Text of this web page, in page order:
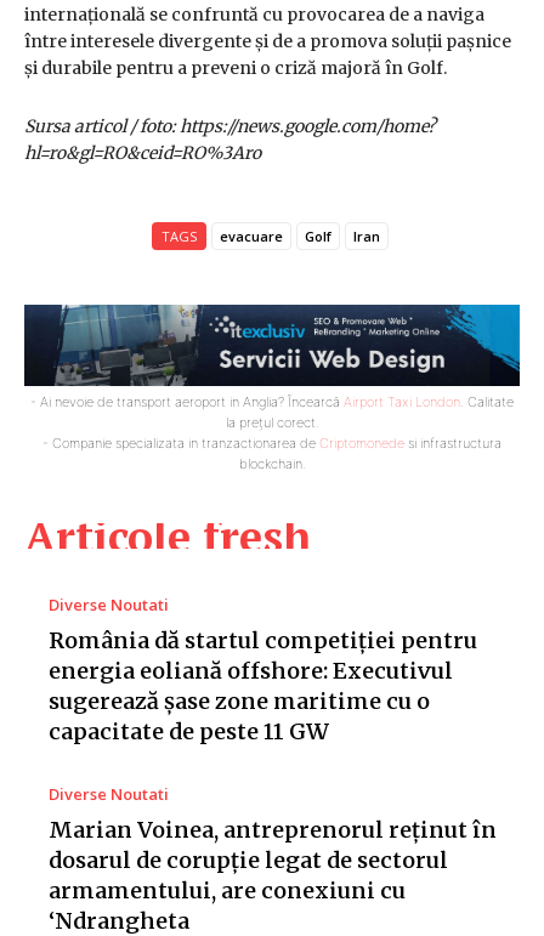
Articole fresh
Diverse Noutati
România dă startul competiției pentru
energia eoliană offshore: Executivul
sugerează șase zone maritime cu o
capacitate de peste 11 GW
Diverse Noutati
Marian Voinea, antreprenorul reținut în
dosarul de corupție legat de sectorul
armamentului, are conexiuni cu
‘Ndrangheta
internațională se confruntă cu provocarea de a naviga
între interesele divergente și de a promova soluții pașnice
și durabile pentru a preveni o criză majoră în Golf.
Sursa articol / foto: https://news.google.com/home?
hl=ro&gl=RO&ceid=RO%3Aro
TAGS evacuare Golf Iran
- Ai nevoie de transport aeroport in Anglia? Încearcă Airport Taxi London. Calitate
la prețul corect.
- Companie specializata in tranzactionarea de Criptomonede si infrastructura
blockchain.